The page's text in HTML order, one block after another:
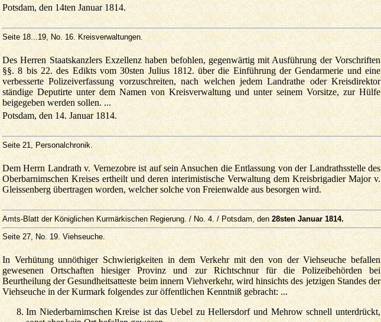
Potsdam, den 14ten Januar 1814.
Seite 18...19, No. 16. Kreisverwaltungen.
Des Herren Staatskanzlers Exzellenz haben befohlen, gegenwärtig mit Ausführung der Vorschriften
§§. 8 bis 22. des Edikts vom 30sten Julius 1812. über die Einführung der Gendarmerie und eine
verbesserte Polizeiverfassung vorzuschreiten, nach welchen jedem Landrathe oder Kreisdirektor
ständige Deputirte unter dem Namen von Kreisverwaltung und unter seinem Vorsitze, zur Hülfe
beigegeben werden sollen. ...
Potsdam, den 14. Januar 1814.
Seite 21, Personalchronik.
Dem Herrn Landrath v. Vernezobre ist auf sein Ansuchen die Entlassung von der Landrathsstelle des
Oberbarnimschen Kreises ertheilt und deren interimistische Verwaltung dem Kreisbrigadier Major v.
Gleissenberg übertragen worden, welcher solche von Freienwalde aus besorgen wird.
Amts-Blatt der Königlichen Kurmärkischen Regierung. / No. 4. / Potsdam, den28sten Januar 1814.
Seite 27, No. 19. Viehseuche.
In Verhütung unnöthiger Schwierigkeiten in dem Verkehr mit den von der Viehseuche befallen
gewesenen Ortschaften hiesiger Provinz und zur Richtschnur für die Polizeibehörden bei
Beurtheilung der Gesundheitsatteste beim innern Viehverkehr, wird hinsichts des jetzigen Standes der
Viehseuche in der Kurmark folgendes zur öffentlichen Kenntniß gebracht: ...
Im Niederbarnimschen Kreise ist das Uebel zu Hellersdorf und Mehrow schnell unterdrückt,